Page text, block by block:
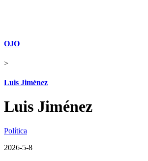
OJO
>
Luis Jiménez
Luis Jiménez
Política
2026-5-8